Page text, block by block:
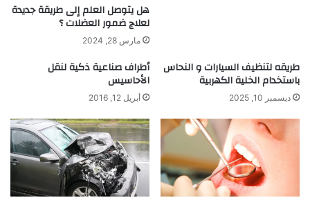
هل يتوصل العلم إلى طريقة جديدة
لعلاج ضمور العضلات ؟
مارس 28, 2024
طريقه لتنظيف السيارات و النحاس
باستخدام الخلية الكهربية
ديسمبر 10, 2025
أطراف صناعية ذكية لنقل
الأحاسيس
أبريل 12, 2016